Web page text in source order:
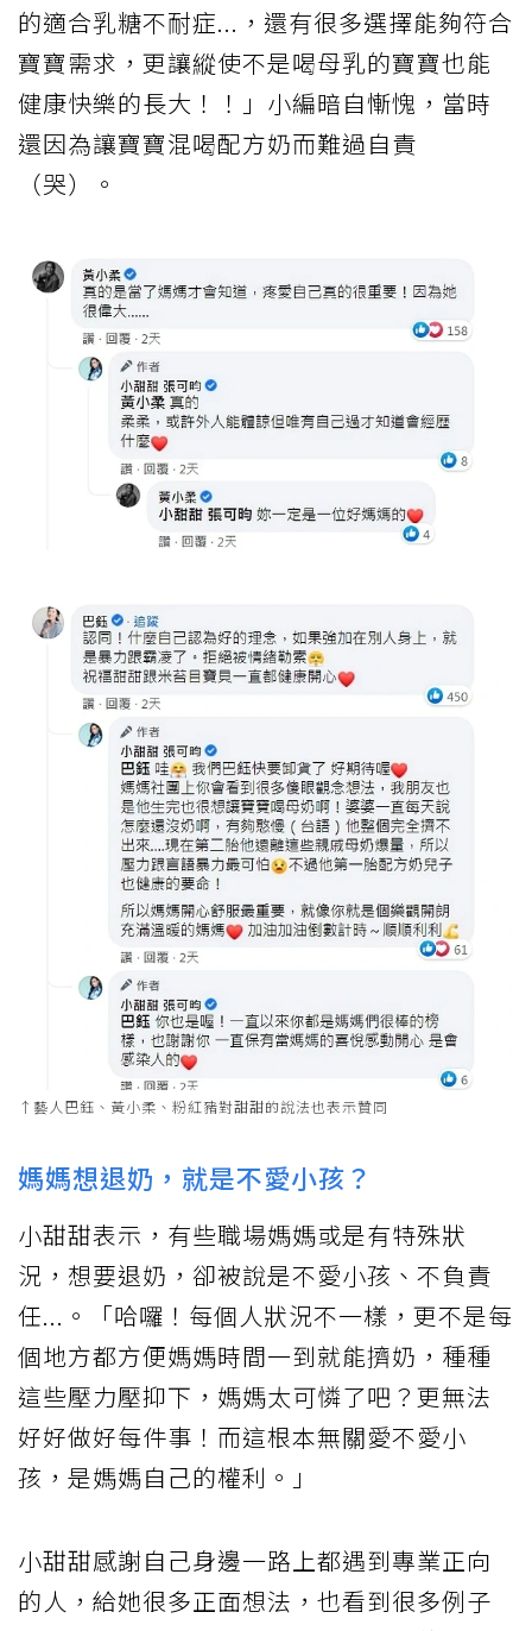
的適合乳糖不耐症...，還有很多選擇能夠符合
寶寶需求，更讓縱使不是喝母乳的寶寶也能
健康快樂的長大！！」小編暗自慚愧，當時
還因為讓寶寶混喝配方奶而難過自責
（哭）。
↑藝人巴鈺、黃小柔、粉紅豬對甜甜的說法也表示贊同
媽媽想退奶，就是不愛小孩？
小甜甜表示，有些職場媽媽或是有特殊狀
況，想要退奶，卻被說是不愛小孩、不負責
任...。「哈囉！每個人狀況不一樣，更不是每
個地方都方便媽媽時間一到就能擠奶，種種
這些壓力壓抑下，媽媽太可憐了吧？更無法
好好做好每件事！而這根本無關愛不愛小
孩，是媽媽自己的權利。」
小甜甜感謝自己身邊一路上都遇到專業正向
的人，給她很多正面想法，也看到很多例子